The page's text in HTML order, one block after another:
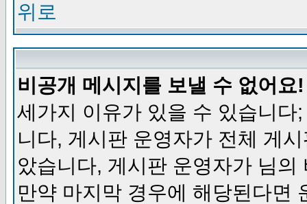
위로
비공개 메시지를 보낼 수 없어요!
세가지 이유가 있을 수 있습니
니다, 게시판 운영자가 전체 게
았습니다, 게시판 운영자가 님
만약 마지막 경우에 해당된다면